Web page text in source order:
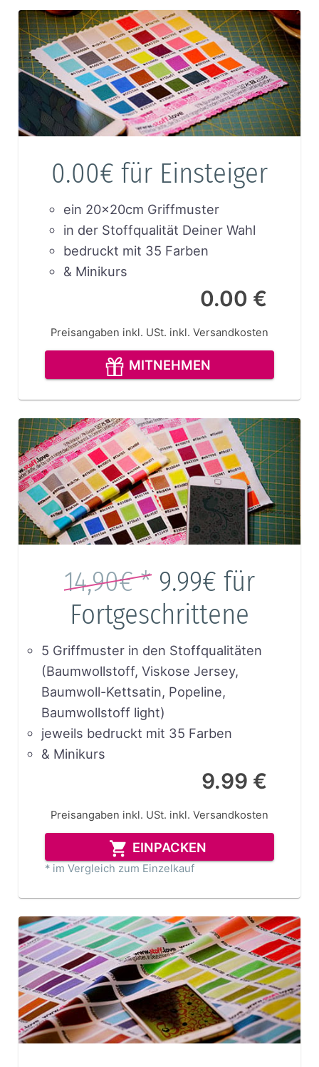
0.00€ für Einsteiger
ein 20x20cm Griffmuster
in der Stoffqualität Deiner Wahl
bedruckt mit 35 Farben
& Minikurs
0.00 €
Preisangaben inkl. USt. inkl. Versandkosten
MITNEHMEN
14,90€ * 9.99€ für
Fortgeschrittene
5 Griffmuster in den Stoffqualitäten
(Baumwollstoff, Viskose Jersey,
Baumwoll-Kettsatin, Popeline,
Baumwollstoff light)
jeweils bedruckt mit 35 Farben
& Minikurs
9.99 €
Preisangaben inkl. USt. inkl. Versandkosten
EINPACKEN
* im Vergleich zum Einzelkauf